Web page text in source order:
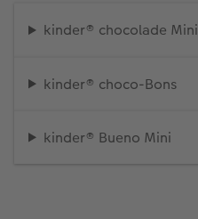
kinder® chocolade Mini
kinder® choco-Bons
kinder® Bueno Mini